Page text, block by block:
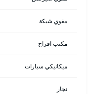
مقوي شبكة
مكتب افراح
ميكانيكي سيارات
نجار